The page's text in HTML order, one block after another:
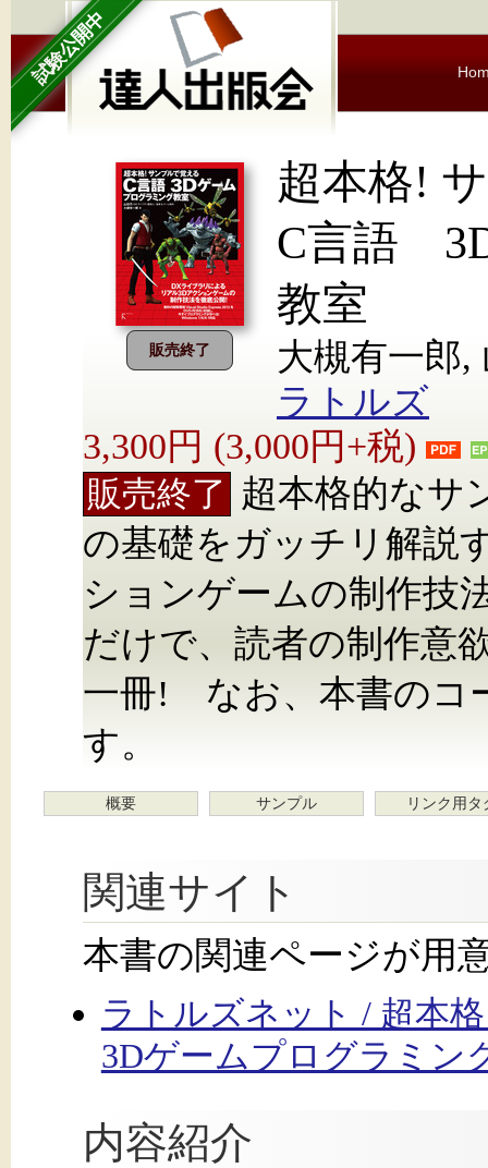
試験公開中
販売終了
超本格!
C言語
教室
大槻有一郎,
ラトルズ
3,300円 (3,000円+税)
販売終了 超本格的なサ
の基礎をガッチリ解説
ションゲームの制作技
だけで、読者の制作意
一冊! なお、本書のコ
す。
概要 サンプル リンク用タ
関連サイト
本書の関連ページが用
ラトルズネット / 超
3Dゲームプログラミン
内容紹介